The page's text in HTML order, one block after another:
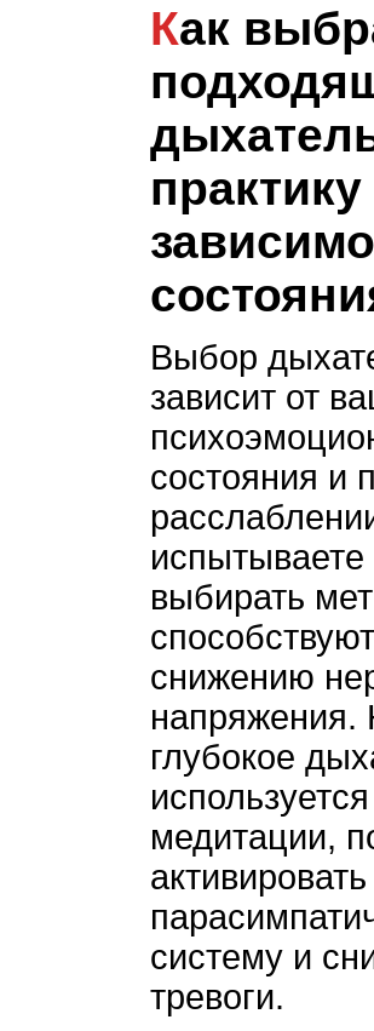
Как выбрать
Выбор
зависит от
состояния и
выбирать
снижению
напряжения.
глубокое
медитации,
активировать
систему и
тревоги.